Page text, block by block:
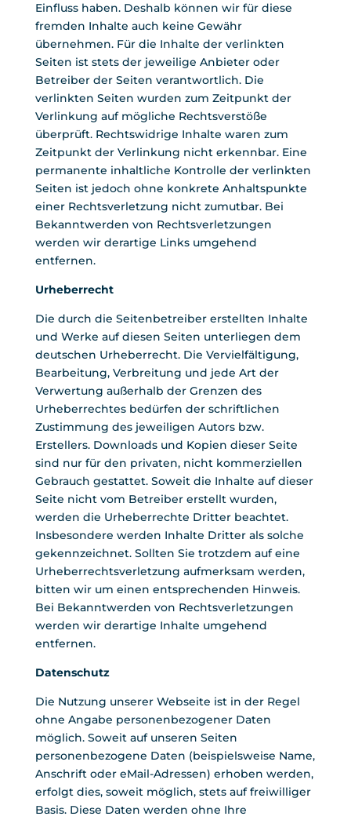
Einfluss haben. Deshalb können wir für diese
fremden Inhalte auch keine Gewähr
übernehmen. Für die Inhalte der verlinkten
Seiten ist stets der jeweilige Anbieter oder
Betreiber der Seiten verantwortlich. Die
verlinkten Seiten wurden zum Zeitpunkt der
Verlinkung auf mögliche Rechtsverstöße
überprüft. Rechtswidrige Inhalte waren zum
Zeitpunkt der Verlinkung nicht erkennbar. Eine
permanente inhaltliche Kontrolle der verlinkten
Seiten ist jedoch ohne konkrete Anhaltspunkte
einer Rechtsverletzung nicht zumutbar. Bei
Bekanntwerden von Rechtsverletzungen
werden wir derartige Links umgehend
entfernen.
Urheberrecht
Die durch die Seitenbetreiber erstellten Inhalte
und Werke auf diesen Seiten unterliegen dem
deutschen Urheberrecht. Die Vervielfältigung,
Bearbeitung, Verbreitung und jede Art der
Verwertung außerhalb der Grenzen des
Urheberrechtes bedürfen der schriftlichen
Zustimmung des jeweiligen Autors bzw.
Erstellers. Downloads und Kopien dieser Seite
sind nur für den privaten, nicht kommerziellen
Gebrauch gestattet. Soweit die Inhalte auf dieser
Seite nicht vom Betreiber erstellt wurden,
werden die Urheberrechte Dritter beachtet.
Insbesondere werden Inhalte Dritter als solche
gekennzeichnet. Sollten Sie trotzdem auf eine
Urheberrechtsverletzung aufmerksam werden,
bitten wir um einen entsprechenden Hinweis.
Bei Bekanntwerden von Rechtsverletzungen
werden wir derartige Inhalte umgehend
entfernen.
Datenschutz
Die Nutzung unserer Webseite ist in der Regel
ohne Angabe personenbezogener Daten
möglich. Soweit auf unseren Seiten
personenbezogene Daten (beispielsweise Name,
Anschrift oder eMail-Adressen) erhoben werden,
erfolgt dies, soweit möglich, stets auf freiwilliger
Basis. Diese Daten werden ohne Ihre